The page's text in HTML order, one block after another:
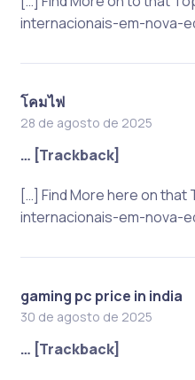
internacionais-em-nova-
โคมไฟ
28 de agosto de 2025
… [Trackback]
[…] Find More here on
internacionais-em-nova-
gaming pc price in india
30 de agosto de 2025
… [Trackback]